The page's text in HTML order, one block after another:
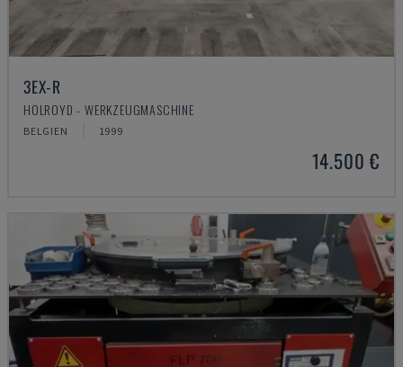
3EX-R
HOLROYD - WERKZEUGMASCHINE
BELGIEN 1999
14.500 €